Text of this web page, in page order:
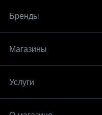
Бренды
Магазины
Услуги